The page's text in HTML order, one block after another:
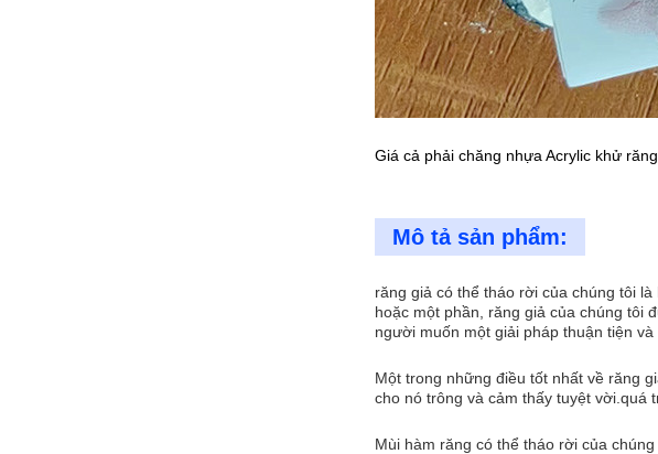
Giá cả phải chăng nhựa Acrylic khử
Mô tả sản phẩm:
răng giả có thể tháo rời của chúng tôi
hoặc một phần, răng giả của chúng tôi
người muốn một giải pháp thuận tiện và
Một trong những điều tốt nhất về răng
cho nó trông và cảm thấy tuyệt vời.quá
Mùi hàm răng có thể tháo rời của